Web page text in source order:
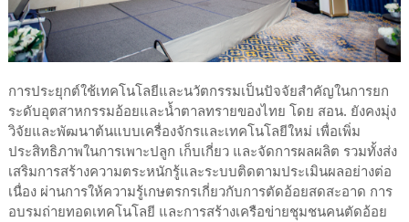
การประยุกต์ใช้เทคโนโลยีและนวัตกรรมเป็นปัจจัยสำคัญในการยก
ระดับอุตสาหกรรมอ้อยและน้ำตาลทรายของไทย โดย สอน. ยังคงมุ่ง
วิจัยและพัฒนาต้นแบบเครื่องจักรและเทคโนโลยีใหม่ เพื่อเพิ่ม
ประสิทธิภาพในการเพาะปลูก เก็บเกี่ยว และจัดการผลผลิต รวมทั้งส่ง
เสริมการสร้างความตระหนักรู้และระบบติดตามประเมินผลอย่างต่อ
เนื่อง ผ่านการให้ความรู้เกษตรกรเกี่ยวกับการตัดอ้อยสดสะอาด การ
อบรมถ่ายทอดเทคโนโลยี และการสร้างเครือข่ายชุมชนคนตัดอ้อย